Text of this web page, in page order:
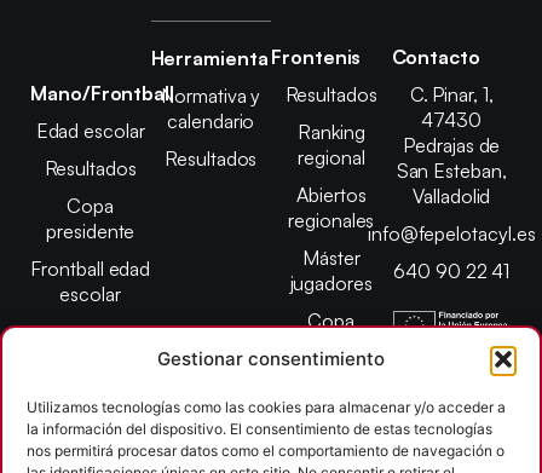
Gestionar consentimiento
Utilizamos tecnologías como las cookies para almacenar y/o acceder a
la información del dispositivo. El consentimiento de estas tecnologías
nos permitirá procesar datos como el comportamiento de navegación o
Mano/Frontball
Edad escolar
Resultados
Copa
presidente
Frontball edad
escolar
Herramienta
Normativa y
calendario
Resultados
Frontenis
Resultados
Ranking
regional
Abiertos
regionales
Máster
jugadores
Copa
presidente
escolar
Campeonato
Contacto
C. Pinar, 1,
47430
Pedrajas de
San Esteban,
Valladolid
info@fepelotacyl.es
640 90 22 41